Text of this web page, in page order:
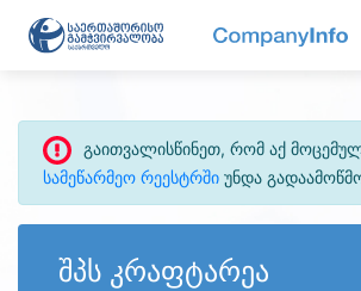
გაითვალისწინეთ, რომ აქ
სამეწარმეო რეესტრში უნდა
შპს კრაფტარეა